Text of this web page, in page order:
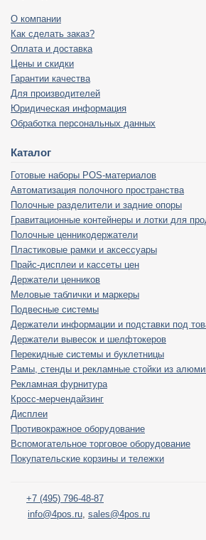
О компании
Как сделать заказ?
Оплата и доставка
Цены и скидки
Гарантии качества
Для производителей
Юридическая информация
Обработка персональных данных
Каталог
Готовые наборы POS-материалов
Автоматизация полочного пространства
Полочные разделители и задние опоры
Гравитационные контейнеры и лотки для
Полочные ценникодержатели
Пластиковые рамки и аксессуары
Прайс-дисплеи и кассеты цен
Держатели ценников
Меловые таблички и маркеры
Подвесные системы
Держатели информации и подставки под
Держатели вывесок и шелфтокеров
Перекидные системы и буклетницы
Рамы, стенды и рекламные стойки из
Рекламная фурнитура
Кросс-мерчендайзинг
Дисплеи
Противокражное оборудование
Вспомогательное торговое оборудование
Покупательские корзины и тележки
+7 (495) 796-48-87
info@4pos.ru, sales@4pos.ru